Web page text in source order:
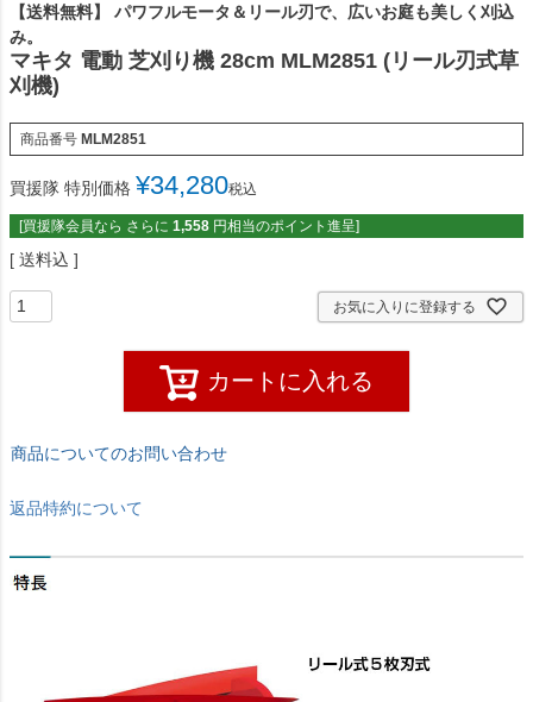
【送料無料】 パワフルモータ＆リール刃で、広いお庭も美しく刈込
み。
マキタ 電動 芝刈り機 28cm MLM2851 (リール刃式草
刈機)
商品番号 MLM2851
買援隊 特別価格 ¥34,280税込
[買援隊会員なら さらに 1,558 円相当のポイント進呈]
送料込
お気に入りに登録する
カートに入れる
商品についてのお問い合わせ
返品特約について